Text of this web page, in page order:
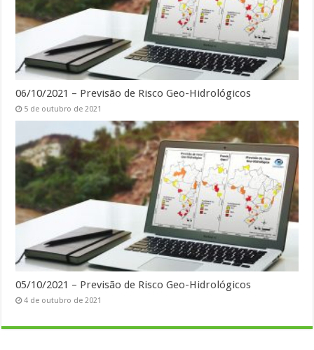
06/10/2021 – Previsão de Risco Geo-Hidrológicos
5 de outubro de 2021
05/10/2021 – Previsão de Risco Geo-Hidrológicos
4 de outubro de 2021